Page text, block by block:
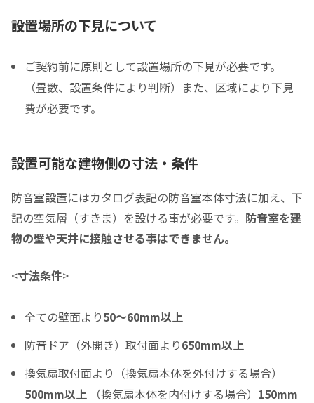
税込価格合計*
防音室の税込総額をご確認のうえ入力して下さい ※必須
0 0
クレジットご利用金額
分割支払回数
ボーナス月の加算金額
0
ボーナス月の加算（上乗せ）金額をスライドして下さい（1万円単位）
設置場所の下見について
ご契約前に原則として設置場所の下見が必要です。
（畳数、設置条件により判断）また、区域により下見
費が必要です。
設置可能な建物側の寸法・条件
防音室設置にはカタログ表記の防音室本体寸法に加え、下
記の空気層（すきま）を設ける事が必要です。 防音室を建
物の壁や天井に接触させる事はできません。
<寸法条件>
全ての壁面より50～60mm以上
防音ドア（外開き）取付面より650mm以上
換気扇取付面より（換気扇本体を外付けする場合）
500mm以上 （換気扇本体を内付けする場合） 150mm